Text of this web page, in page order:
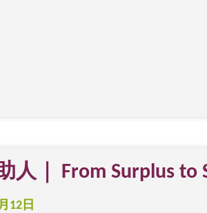
人｜ From Surplus to
12日